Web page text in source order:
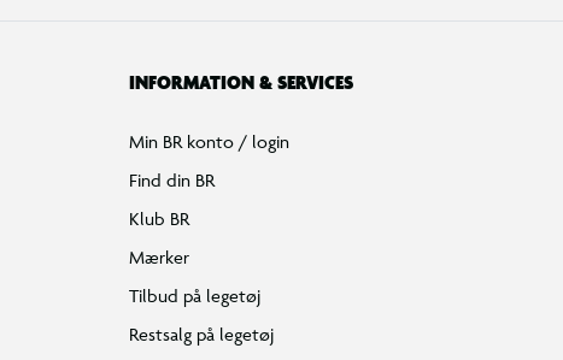
INFORMATION & SERVICES
Min BR konto / login
Find din BR
Klub BR
Mærker
Tilbud på legetøj
Restsalg på legetøj